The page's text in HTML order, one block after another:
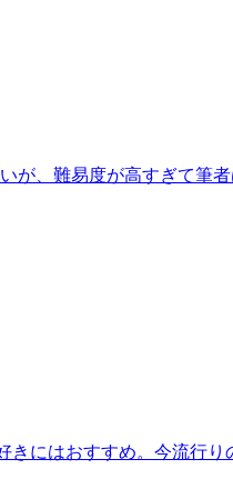
が、難易度が高すぎて筆
にはおすすめ。今流行り